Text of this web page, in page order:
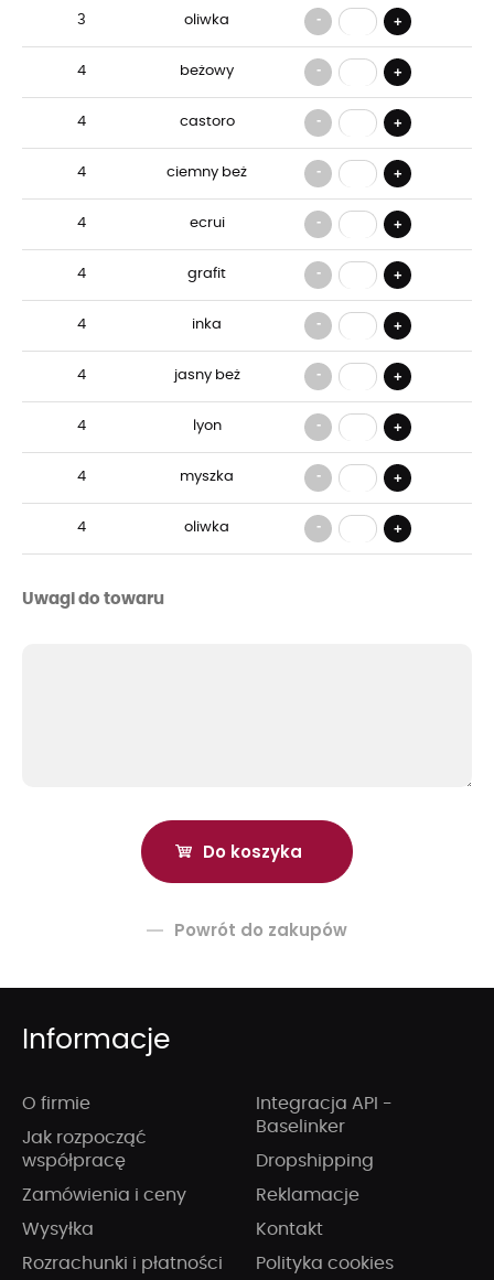
3 oliwka - +
4 beżowy - +
4 castoro - +
4 ciemny beż - +
4 ecrui - +
4 grafit - +
4 inka - +
4 jasny beż - +
4 lyon - +
4 myszka - +
4 oliwka - +
Uwagi do towaru
Powrót do zakupów
Informacje
O firmie
Jak rozpocząć
współpracę
Zamówienia i ceny
Wysyłka
Rozrachunki i płatności
Integracja API -
Baselinker
Dropshipping
Reklamacje
Kontakt
Polityka cookies